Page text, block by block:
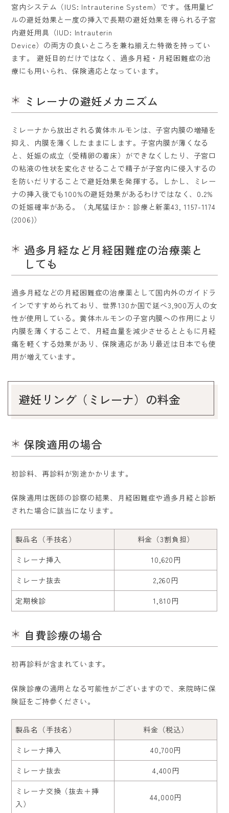
宮内システム（IUS: Intrauterine System）です。低用量ピ
ルの避妊効果と一度の挿入で長期の避妊効果を得られる子宮
内避妊用具（IUD: Intrauterin
Device）の両方の良いところを兼ね揃えた特徴を持ってい
ます。 避妊目的だけではなく、過多月経・月経困難症の治
療にも用いられ、保険適応となっています。
ミレーナの避妊メカニズム
ミレーナから放出される黄体ホルモンは、子宮内膜の増殖を
抑え、内膜を薄くしたままにします。子宮内膜が薄くなる
と、妊娠の成立（受精卵の着床）ができなくしたり、子宮口
の粘液の性状を変化させることで精子が子宮内に侵入するの
を防いだりすることで避妊効果を発揮する。しかし、ミレー
ナの挿入後でも100%の避妊効果があるわけではなく、0.2%
の妊娠確率がある。（丸尾猛ほか：診療と新薬43, 1157-1174
(2006)）
過多月経など月経困難症の治療薬と
しても
過多月経などの月経困難症の治療薬として国内外のガイドラ
インですすめられており、世界130か国で延べ3,900万人の女
性が使用している。黄体ホルモンの子宮内膜への作用により
内膜を薄くすることで、月経血量を減少させるとともに月経
痛を軽くする効果があり、保険適応があり最近は日本でも使
用が増えています。
避妊リング（ミレーナ）の料金
保険適用の場合
初診料、再診料が別途かかります。
保険適用は医師の診察の結果、月経困難症や過多月経と診断
された場合に該当になります。
製品名（手技名）
料金（3割負担）
ミレーナ挿入
10,620円
ミレーナ抜去
2,260円
定期検診
1,810円
自費診療の場合
初再診料が含まれています。
保険診療の適用となる可能性がございますので、来院時に保
険証をご持参ください。
製品名（手技名）
料金（税込）
ミレーナ挿入
40,700円
ミレーナ抜去
4,400円
ミレーナ交換（抜去＋挿
入）
44,000円
医院紹介
不妊治療
婦人科
よくある質問
通院中の方
アクセス・診療時間
WEB予約